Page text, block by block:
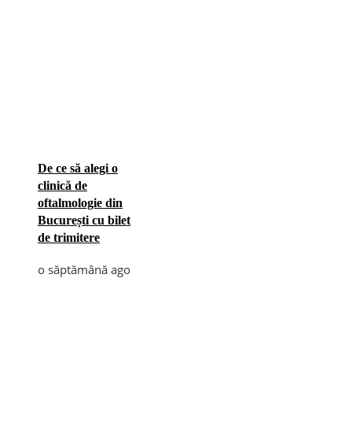
De ce să alegi o
clinică de
oftalmologie din
București cu bilet
de trimitere
o săptămână ago